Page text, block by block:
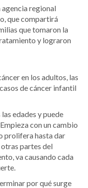
regional
que compartirá
que tomaron la
y lograron
en los adultos, las
de cáncer infantil
edades y puede
con un cambio
prolifera hasta dar
otras partes del
va causando cada
por qué surge